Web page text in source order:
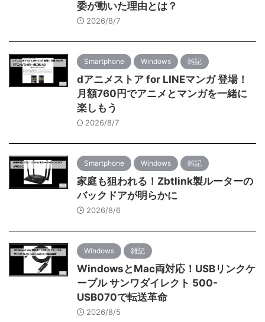
委が動いた理由とは？
2026/8/7
Smartphone Windows 雑記
dアニメストア for LINEマンガ 登場！
月額760円でアニメとマンガを一緒に
楽しもう
2026/8/7
Smartphone Windows 雑記
家庭も狙われる！Zbtlink製ルーターの
バックドアが明らかに
2026/8/6
Windows 雑記
WindowsとMac両対応！USBリンクケ
ーブル サンワダイレクト 500-
USB070で転送革命
2026/8/5